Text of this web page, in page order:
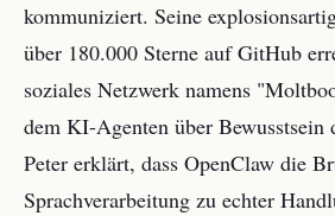
kommuniziert. Seine
über 180.000 Sterne auf GitHub
soziales Netzwerk namens
dem KI-Agenten über Bewusstsein
Peter erklärt, dass OpenClaw die
Sprachverarbeitung zu echter